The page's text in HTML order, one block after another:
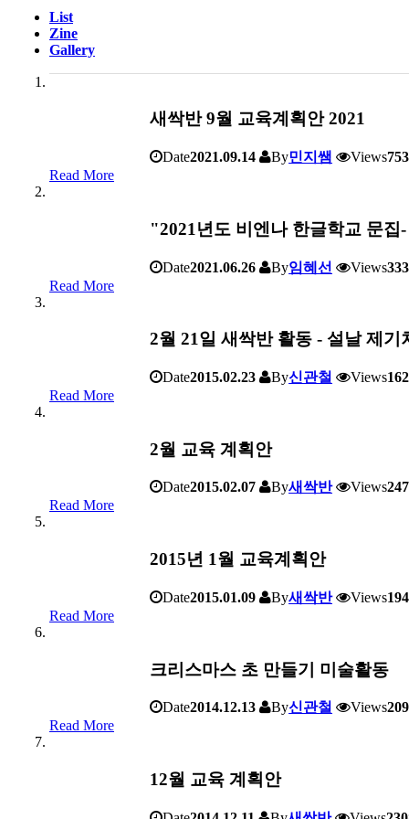
List
Zine
Gallery
새싹반 9월 교육계획안 2021
Date2021.09.14 By민지쌤 Views753
Read More
"2021년도 비엔나 한글학교 문집
Date2021.06.26 By임혜선 Views
Read More
2월 21일 새싹반 활동 - 설날 제기
Date2015.02.23 By신관철 Views
Read More
2월 교육 계획안
Date2015.02.07 By새싹반 Views
Read More
2015년 1월 교육계획안
Date2015.01.09 By새싹반 Views
Read More
크리스마스 초 만들기 미술활동
Date2014.12.13 By신관철 Views
Read More
12월 교육 계획안